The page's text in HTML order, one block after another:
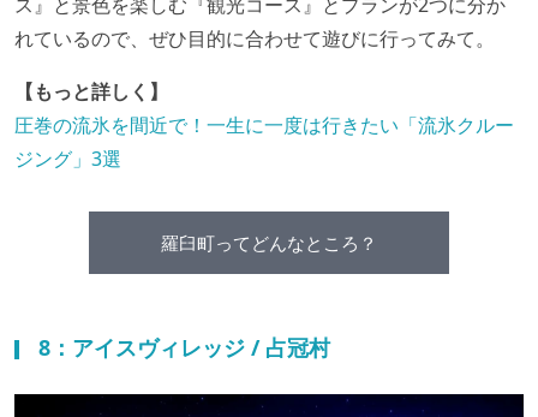
れているので、ぜひ目的に合わせて遊びに行ってみて。
【もっと詳しく】
圧巻の流氷を間近で！一生に一度は行きたい「流氷クルー
ジング」3選
羅臼町ってどんなところ？
8：アイスヴィレッジ / 占冠村